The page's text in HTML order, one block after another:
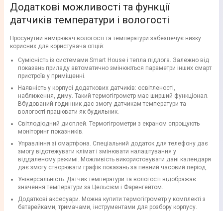
Додаткові можливості та функції
датчиків температури і вологості
Просунутий вимірювач вологості та температури забезпечує низку
корисних для користувача опцій:
Сумісність із системами Smart House і тепла підлога. Залежно від
показань приладу автоматично змінюються параметри інших смарт
пристроїв у приміщенні.
Наявність у корпусі додаткових датчиків: освітленості,
наближення, диму. Такий термогігрометр має ширший функціонал.
Вбудований годинник дає змогу датчикам температури та
вологості працювати як будильник.
Світлодіодний дисплей. Термогігрометри з екраном спрощують
моніторинг показників.
Управління зі смартфона. Спеціальний додаток для телефону дає
змогу відстежувати клімат і змінювати налаштування у
віддаленому режимі. Можливість використовувати дані календаря
дає змогу створювати графік показань за певний часовий період.
Універсальність. Датчик температури та вологості відображає
значення температури за Цельсієм і Фаренгейтом.
Додаткові аксесуари. Можна купити термогігрометр у комплекті з
батарейками, тримачами, інструментами для розбору корпусу.